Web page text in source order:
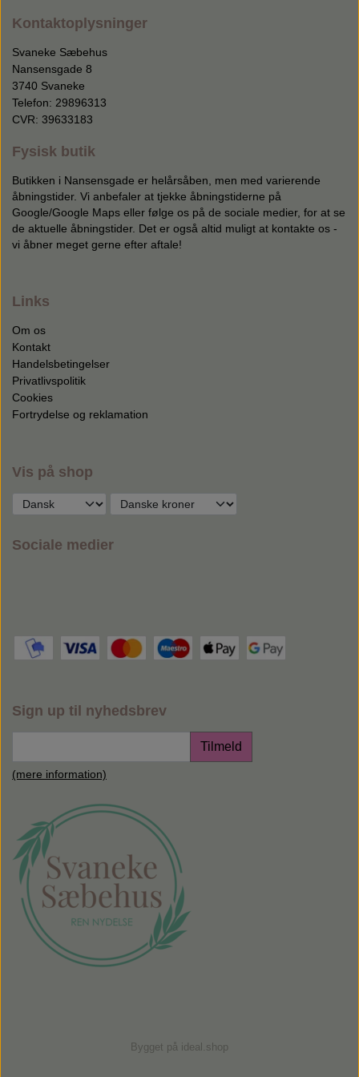
Kontaktoplysninger
Svaneke Sæbehus
Nansensgade 8
3740 Svaneke
Telefon: 29896313
CVR: 39633183
Fysisk butik
Butikken i Nansensgade er helårsåben, men med varierende
åbningstider. Vi anbefaler at tjekke åbningstiderne på
Google/Google Maps eller følge os på de sociale medier, for at se
de aktuelle åbningstider. Det er også altid muligt at kontakte os -
vi åbner meget gerne efter aftale!
Links
Om os
Kontakt
Handelsbetingelser
Privatlivspolitik
Cookies
Fortrydelse og reklamation
Vis på shop
Sociale medier
Sign up til nyhedsbrev
Tilmeld
(mere information)
Bygget på ideal.shop